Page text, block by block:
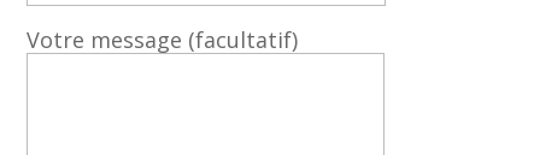
Votre message (facultatif)